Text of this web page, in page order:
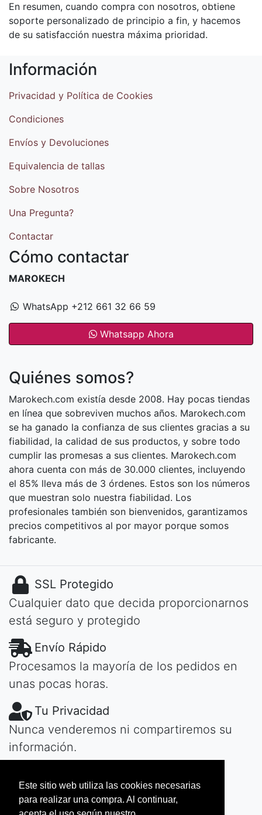
Este sitio web utiliza las cookies necesarias
para realizar una compra. Al continuar,
En resumen, cuando compra con nosotros, obtiene
soporte personalizado de principio a fin, y hacemos
de su satisfacción nuestra máxima prioridad.
Información
Privacidad y Política de Cookies
Condiciones
Envíos y Devoluciones
Equivalencia de tallas
Sobre Nosotros
Una Pregunta?
Contactar
Cómo contactar
MAROKECH
WhatsApp +212 661 32 66 59
Whatsapp Ahora
Quiénes somos?
Marokech.com existía desde 2008. Hay pocas tiendas
en línea que sobreviven muchos años. Marokech.com
se ha ganado la confianza de sus clientes gracias a su
fiabilidad, la calidad de sus productos, y sobre todo
cumplir las promesas a sus clientes. Marokech.com
ahora cuenta con más de 30.000 clientes, incluyendo
el 85% lleva más de 3 órdenes. Estos son los números
que muestran solo nuestra fiabilidad. Los
profesionales también son bienvenidos, garantizamos
precios competitivos al por mayor porque somos
fabricante.
SSL Protegido
Cualquier dato que decida proporcionarnos
está seguro y protegido
Envío Rápido
Procesamos la mayoría de los pedidos en
unas pocas horas.
Tu Privacidad
Nunca venderemos ni compartiremos su
información.
Contactarde día o de noche, te
responderemos rápidamente...